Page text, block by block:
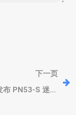
下一页
布 PN53-S 迷你